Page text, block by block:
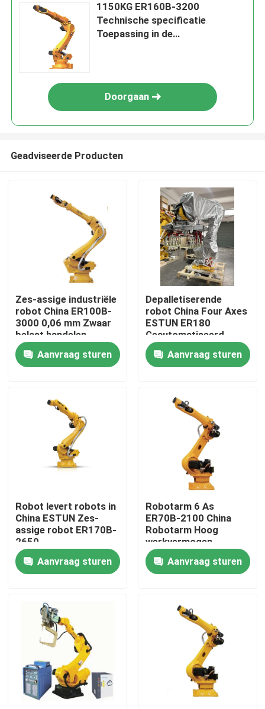
Thuis
Producten
Over ons
Fabriekstocht
Neem contact met ons op
Nieuws
Gevallen
1150KG ER160B-3200
Technische specificatie
Toepassing in de
Doorgaan
Geadviseerde Producten
Zes-assige industriële
robot China ER100B-
3000 0,06 mm Zwaar
belast handelen
Aanvraag sturen
Depalletiserende
robot China Four Axes
ESTUN ER180
Geautomatiseerd
Aanvraag sturen
Robot levert robots in
China ESTUN Zes-
assige robot ER170B-
2650
Aanvraag sturen
Robotarm 6 As
ER70B-2100 China
Robotarm Hoog
werkvermogen
Aanvraag sturen